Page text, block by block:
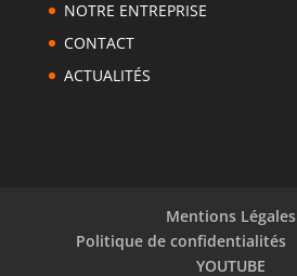
NOTRE ENTREPRISE
CONTACT
ACTUALITÉS
Mentions Légales
Politique de confidentialités
YOUTUBE